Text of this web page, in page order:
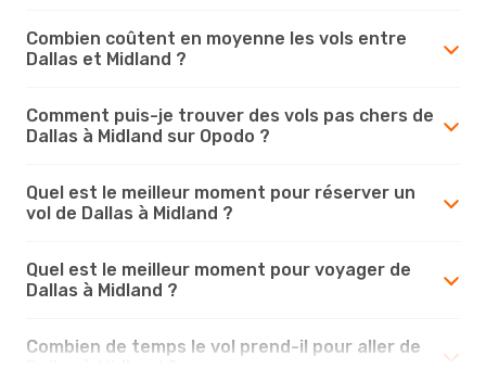
Combien coûtent en moyenne les vols entre
Dallas et Midland ?
Comment puis-je trouver des vols pas chers de
Dallas à Midland sur Opodo ?
Quel est le meilleur moment pour réserver un
vol de Dallas à Midland ?
Quel est le meilleur moment pour voyager de
Dallas à Midland ?
Combien de temps le vol prend-il pour aller de